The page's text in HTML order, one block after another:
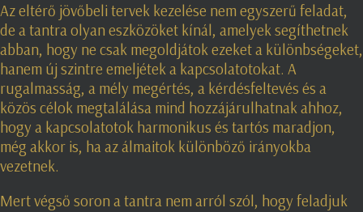
Az eltérő jövőbeli tervek kezelése nem egyszerű feladat,
de a tantra olyan eszközöket kínál, amelyek segíthetnek
abban, hogy ne csak megoldjátok ezeket a különbségeket,
hanem új szintre emeljétek a kapcsolatotokat. A
rugalmasság, a mély megértés, a kérdésfeltevés és a
közös célok megtalálása mind hozzájárulhatnak ahhoz,
hogy a kapcsolatotok harmonikus és tartós maradjon,
még akkor is, ha az álmaitok különböző irányokba
vezetnek.
Mert végső soron a tantra nem arról szól, hogy feladjuk